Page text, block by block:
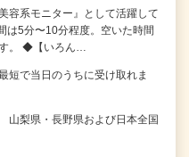
容系モニター』として活躍して
は5分〜10分程度。空いた時間
す。 ◆【いろん…
で当日のうちに受け取れま
梨県・長野県および日本全国